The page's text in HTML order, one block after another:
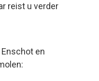
reist u verder
en